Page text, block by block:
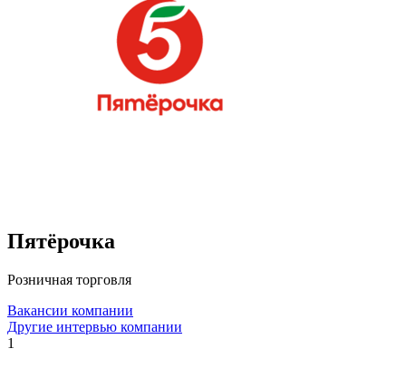
Пятёрочка
Розничная торговля
Вакансии компании
Другие интервью компании
1